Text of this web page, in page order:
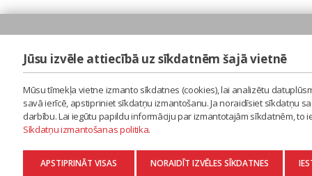
Jūsu izvēle attiecībā uz sīkdatnēm šajā vietnē
Mūsu tīmekļa vietne izmanto sīkdatnes (cookies), lai analizētu
savā ierīcē, apstipriniet sīkdatņu izmantošanu. Ja noraidīsiet sīkdatņu
darbību. Lai iegūtu papildu informāciju par izmantotajām sīkdatnēm,
Sīkdatņu izmantošanas politika.
APSTIPRINĀT VISAS NORAIDĪT IZVĒLES SĪKDATNES